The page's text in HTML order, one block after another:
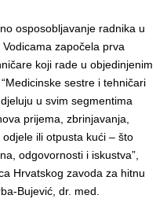
osposobljavanje radnika u
započela prva
koji rade u objedinjenim
sestre i tehničari
u svim segmentima
prijema, zbrinjavanja,
ili otpusta kući – što
odgovornosti i iskustva”,
Hrvatskog zavoda za hitnu
Bujević, dr. med.